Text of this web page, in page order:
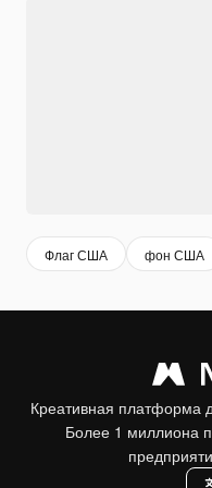
Флаг США фон США
Креативная платформа
Более 1 миллиона